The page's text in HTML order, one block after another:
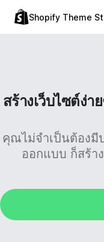
Shopify Theme
สร้างเว็บไซต์ง่า
คุณไม่จำเป็นต้องมี
ออกแบบ ก็สร้า